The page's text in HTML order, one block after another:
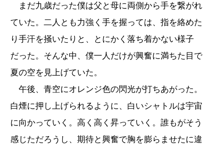
まだ九歳だった僕は父と母に両側から手を繋がれ
ていた。二人とも力強く手を握っては、指を絡めた
り手汗を掻いたりと、とにかく落ち着かない様子
だった。そんな中、僕一人だけが興奮に満ちた目で
夏の空を見上げていた。
午後、青空にオレンジ色の閃光が打ちあがった。
白煙に押し上げられるように、白いシャトルは宇宙
に向かっていく。高く高く昇っていく。誰もがそう
感じただろうし、期待と興奮で胸を膨らませたに違